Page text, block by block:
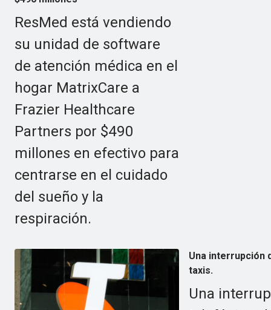
ResMed está vendiendo
su unidad de software
de atención médica en el
hogar MatrixCare a
Frazier Healthcare
Partners por $490
millones en efectivo para
centrarse en el cuidado
del sueño y la
respiración.
Una interrupción
taxis.
Una